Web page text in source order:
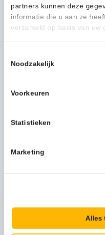
partners kunnen deze
informatie die u aan ze
verzameld op basis van uw
Noodzakelijk
Voorkeuren
Statistieken
Marketing
Alles
Persoonlijk advies
Bijpassende producten
Wecoline Microvezel